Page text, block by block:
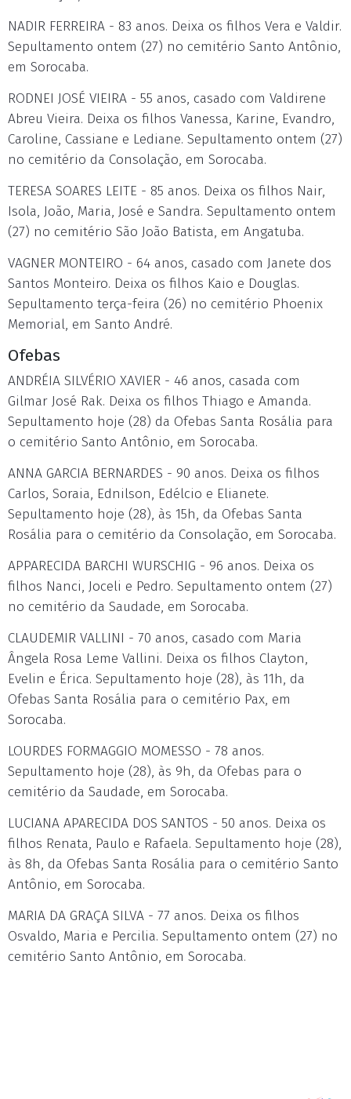
NADIR FERREIRA - 83 anos. Deixa os filhos Vera e Valdir.
Sepultamento ontem (27) no cemitério Santo Antônio,
em Sorocaba.
RODNEI JOSÉ VIEIRA - 55 anos, casado com Valdirene
Abreu Vieira. Deixa os filhos Vanessa, Karine, Evandro,
Caroline, Cassiane e Lediane. Sepultamento ontem (27)
no cemitério da Consolação, em Sorocaba.
TERESA SOARES LEITE - 85 anos. Deixa os filhos Nair,
Isola, João, Maria, José e Sandra. Sepultamento ontem
(27) no cemitério São João Batista, em Angatuba.
VAGNER MONTEIRO - 64 anos, casado com Janete dos
Santos Monteiro. Deixa os filhos Kaio e Douglas.
Sepultamento terça-feira (26) no cemitério Phoenix
Memorial, em Santo André.
Ofebas
ANDRÉIA SILVÉRIO XAVIER - 46 anos, casada com
Gilmar José Rak. Deixa os filhos Thiago e Amanda.
Sepultamento hoje (28) da Ofebas Santa Rosália para
o cemitério Santo Antônio, em Sorocaba.
ANNA GARCIA BERNARDES - 90 anos. Deixa os filhos
Carlos, Soraia, Ednilson, Edélcio e Elianete.
Sepultamento hoje (28), às 15h, da Ofebas Santa
Rosália para o cemitério da Consolação, em Sorocaba.
APPARECIDA BARCHI WURSCHIG - 96 anos. Deixa os
filhos Nanci, Joceli e Pedro. Sepultamento ontem (27)
no cemitério da Saudade, em Sorocaba.
CLAUDEMIR VALLINI - 70 anos, casado com Maria
Ângela Rosa Leme Vallini. Deixa os filhos Clayton,
Evelin e Érica. Sepultamento hoje (28), às 11h, da
Ofebas Santa Rosália para o cemitério Pax, em
Sorocaba.
LOURDES FORMAGGIO MOMESSO - 78 anos.
Sepultamento hoje (28), às 9h, da Ofebas para o
cemitério da Saudade, em Sorocaba.
LUCIANA APARECIDA DOS SANTOS - 50 anos. Deixa os
filhos Renata, Paulo e Rafaela. Sepultamento hoje (28),
às 8h, da Ofebas Santa Rosália para o cemitério Santo
Antônio, em Sorocaba.
MARIA DA GRAÇA SILVA - 77 anos. Deixa os filhos
Osvaldo, Maria e Percilia. Sepultamento ontem (27) no
cemitério Santo Antônio, em Sorocaba.